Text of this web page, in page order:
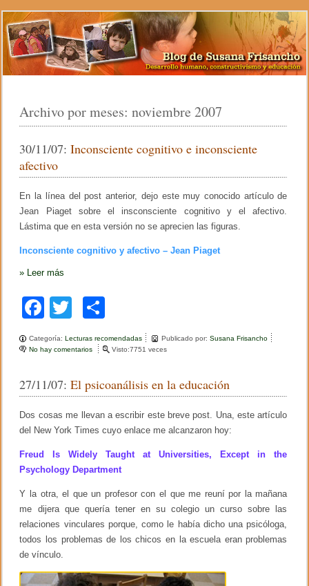
Archivo por meses:noviembre 2007
30/11/07:Inconsciente cognitivo e inconsciente
afectivo
En la línea del post anterior, dejo este muy conocido artículo de
Jean Piaget sobre el insconsciente cognitivo y el afectivo.
Lástima que en esta versión no se aprecien las figuras.
Inconsciente cognitivo y afectivo – Jean Piaget
» Leer más
F
a
c
b
o
o
k
tt
m
ar
tir
Categoría:Lecturas recomendadas Publicado por:Susana Frisancho
No hay comentarios
n
n
e
n
e
g
n
i
v
Visto:7751 veces
27/11/07:El psicoanálisis en la educación
Dos cosas me llevan a escribir este breve post. Una, este artículo
del New York Times cuyo enlace me alcanzaron hoy:
Freud Is Widely Taught at Universities, Except in the
Psychology Department
Y la otra, el que un profesor con el que me reuní por la mañana
me dijera que quería tener en su colegio un curso sobre las
relaciones vinculares porque, como le había dicho una psicóloga,
todos los problemas de los chicos en la escuela eran problemas
de vínculo.